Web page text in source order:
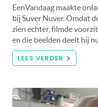
EenVandaag maakte
bij Suver Nuver. Omdat
zien echter, filmde
en die beelden deelt hij
LEES VERDER